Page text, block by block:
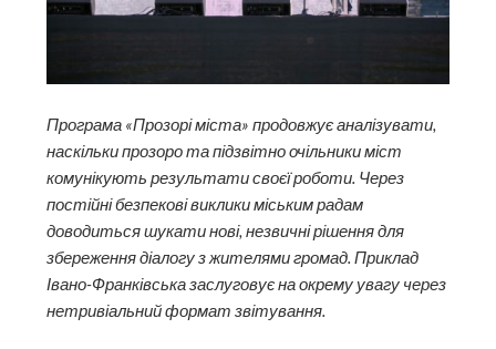
Програма «Прозорі міста» продовжує аналізувати,
наскільки прозоро та підзвітно очільники міст
комунікують результати своєї роботи. Через
постійні безпекові виклики міським радам
доводиться шукати нові, незвичні рішення для
збереження діалогу з жителями громад. Приклад
Івано-Франківська заслуговує на окрему увагу через
нетривіальний формат звітування.